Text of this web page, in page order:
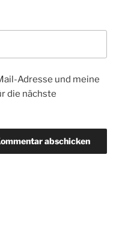
Adresse und meine
die nächste